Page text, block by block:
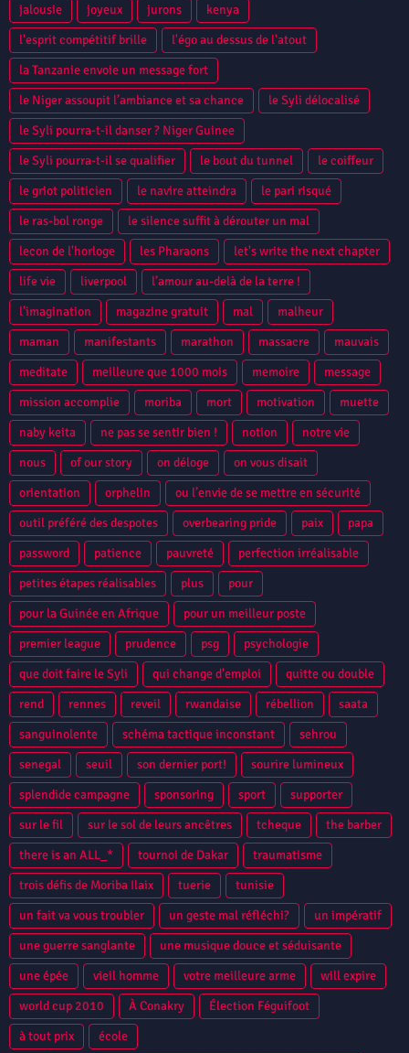
jalousie
joyeux jurons
kenya
l'esprit compétitif brille
l'égo au dessus de l'atout
la Tanzanie envoie un message fort
le Niger assoupit l’ambiance et sa chance
le Syli délocalisé
le Syli pourra-t-il danser ? Niger Guinee
le Syli pourra-t-il se qualifier
le bout du tunnel
le coiffeur
le griot politicien
le navire atteindra
le pari risqué
le ras-bol ronge
le silence suffit à dérouter un mal
lecon de l'horloge
les Pharaons
let's write the next chapter
life vie
liverpool
l’amour au-delà de la terre !
l’imagination
magazine gratuit mal
malheur
maman
manifestants marathon massacre
mauvais
meditate
meilleure que 1000 mois memoire
message
mission accomplie
moriba mort motivation
muette
naby keita
ne pas se sentir bien ! notion
notre vie
nous
of our story on déloge
on vous disait
orientation
orphelin
ou l’envie de se mettre en sécurité
outil préféré des despotes
overbearing pride paix
papa
password
patience pauvreté
perfection irréalisable
petites étapes réalisables
plus
pour
pour la Guinée en Afrique
pour un meilleur poste
premier league
prudence psg
psychologie
que doit faire le Syli
qui change d'emploi
quitte ou double
rend
rennes reveil rwandaise rébellion
saata
sanguinolente
schéma tactique inconstant
sehrou
senegal
seuil son dernier port!
sourire lumineux
splendide campagne
sponsoring sport
supporter
sur le fil
sur le sol de leurs ancêtres tcheque
the barber
there is an ALL_*
tournoi de Dakar
traumatisme
trois défis de Moriba Ilaix
tuerie
tunisie
un fait va vous troubler
un geste mal réfléchi?
un impératif
une guerre sanglante
une musique douce et séduisante
une épée
vieil homme votre meilleure arme
will expire
world cup 2010
À Conakry
Élection Féguifoot
à tout prix
école